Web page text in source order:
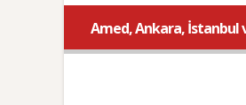
Amed, Ankara, İstanbul